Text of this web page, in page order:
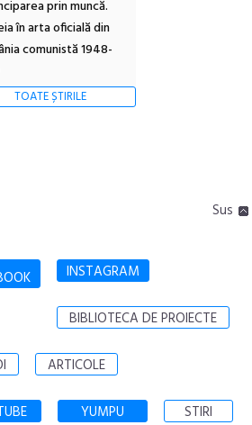
prin muncă.
în arta oficială din
comunistă 1948-
TOATE ȘTIRILE
Sus
INSTAGRAM
BIBLIOTECA DE PROIECTE
ARTICOLE
YUMPU STIRI